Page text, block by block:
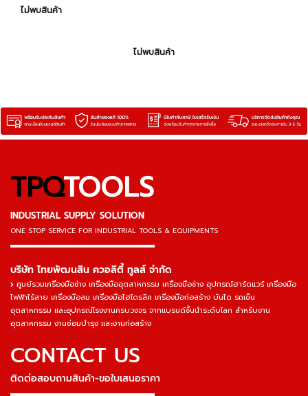
ไม่พบสินค้า
ไม่พบสินค้า
TPQTOOLS
INDUSTRIAL SUPPLY SOLUTION
ONE STOP SERVICE FOR INDUSTRIAL TOOLS & EQUIPMENTS
▬▬▬▬▬▬▬▬▬▬▬▬▬▬▬
บริษัท ไทยพัฒนสิน ควอลิตี้ ทูลส์ จำกัด
ศูนย์รวมเครื่องมือช่าง เครื่องมืออุตสาหกรรม เครื่องมือช่าง อุปกรณ์ฮาร์ดแวร์ เครื่องมือ
ไฟฟ้าไร้สาย เครื่องมือลม เครื่องมือไฮโดรลิค เครื่องมือก่อสร้าง บันได รถเข็น
อุตสาหกรรม และอุปกรณ์โรงงานครบวงจร จากแบรนด์ชั้นนำระดับโลก สำหรับงาน
อุตสาหกรรม งานซ่อมบำรุง และงานก่อสร้าง
CONTACT US
ติดต่อสอบถามสินค้า-ขอใบเสนอราคา
▬▬▬▬▬▬▬▬▬▬▬▬▬▬▬